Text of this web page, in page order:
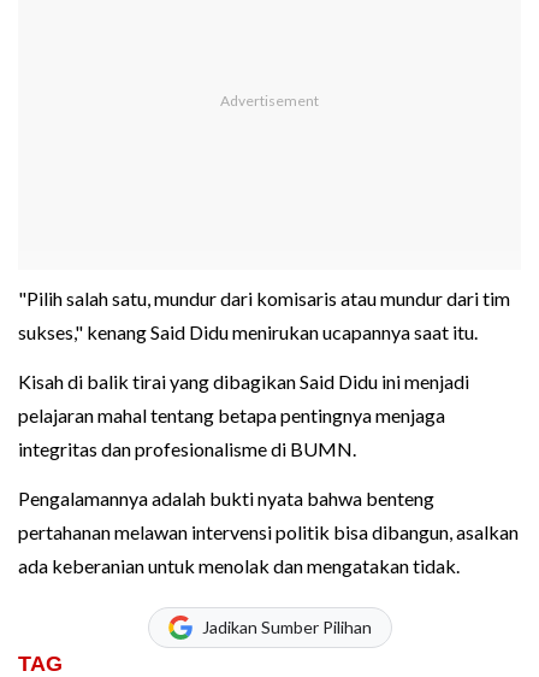
"Pilih salah satu, mundur dari komisaris atau mundur dari tim
sukses," kenang Said Didu menirukan ucapannya saat itu.
Kisah di balik tirai yang dibagikan Said Didu ini menjadi
pelajaran mahal tentang betapa pentingnya menjaga
integritas dan profesionalisme di BUMN.
Pengalamannya adalah bukti nyata bahwa benteng
pertahanan melawan intervensi politik bisa dibangun, asalkan
ada keberanian untuk menolak dan mengatakan tidak.
Jadikan Sumber Pilihan
TAG